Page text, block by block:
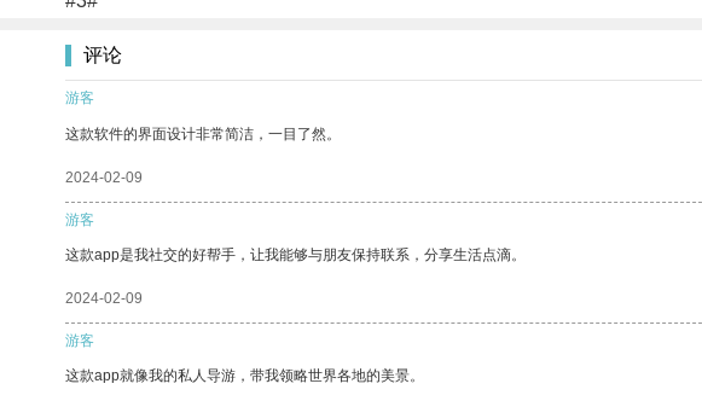
评论
游客
这款软件的界面设计非常简洁，一目了然。
2024-02-09
游客
这款app是我社交的好帮手，让我能够与朋友保持联系，分享生活点滴。
2024-02-09
游客
这款app就像我的私人导游，带我领略世界各地的美景。